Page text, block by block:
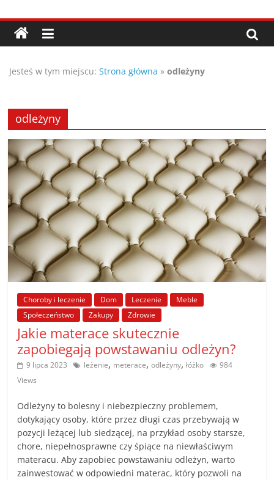
do
treści
Porady,
wskazówki
oraz
ciekawe
rady
–
poznaj
te
poradniki.
Porady
praktyczne
porady
poradniki
na
każdy
temat
Jesteś w tym miejscu: Strona główna »odleżyny
odleżyny
Choroby i leczenie Dom Leczenie
Meble
Społeczeństwo
Zakupy Zdrowie
Jakie materace skutecznie
zapobiegają powstawaniu odleżyn?
9 lipca 2023 leżenie, meterace,odleżyny,łóżko
984
Views
Odleżyny to bolesny i niebezpieczny problemem,
dotykający osoby, które przez długi czas przebywają w
pozycji leżącej lub siedzącej, na przykład osoby starsze,
chore, niepełnosprawne czy śpiące na niewłaściwym
materacu. Aby zapobiec powstawaniu odleżyn, warto
zainwestować w odpowiedni materac, który pozwoli na